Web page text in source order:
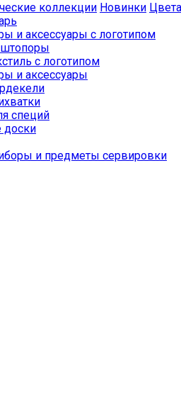
коллекции Новинки Цвета
и аксессуары с логотипом
с логотипом
и аксессуары
специй
доски
и предметы сервировки